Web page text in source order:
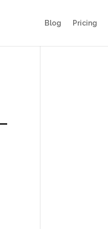
Blog Pricing